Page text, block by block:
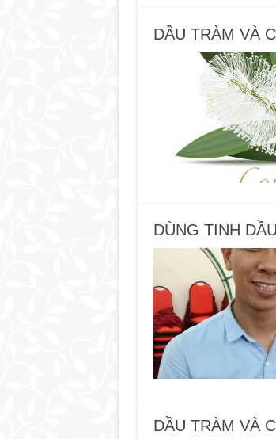
DẦU TRÀM VÀ
DÙNG TINH
DẦU TRÀM VÀ